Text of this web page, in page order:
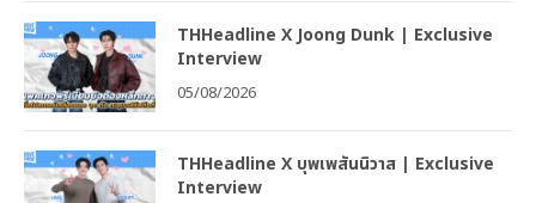
THHeadline X Joong Dunk | Exclusive
Interview
05/08/2026
THHeadline X บุพเพสันนิวาส | Exclusive
Interview